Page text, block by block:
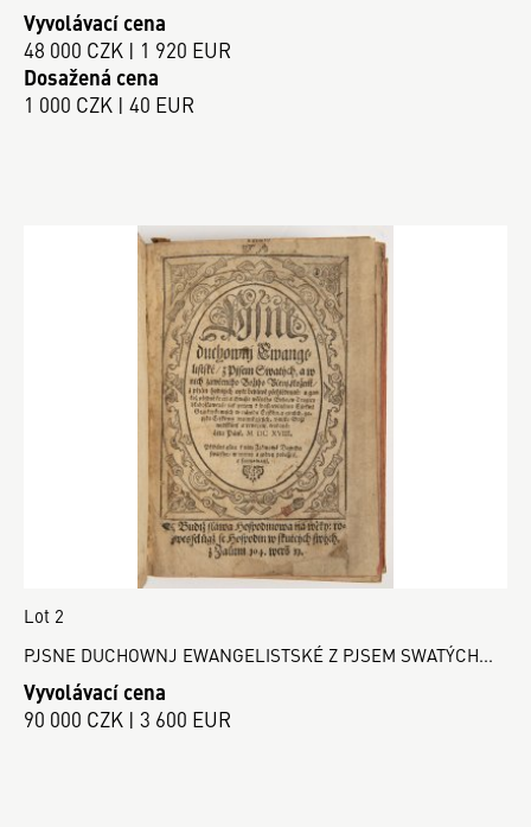
Vyvolávací cena
48 000 CZK | 1 920 EUR
Dosažená cena
1 000 CZK | 40 EUR
Lot 2
PJSNE DUCHOWNJ EWANGELISTSKÉ Z PJSEM SWATÝCH...
Vyvolávací cena
90 000 CZK | 3 600 EUR